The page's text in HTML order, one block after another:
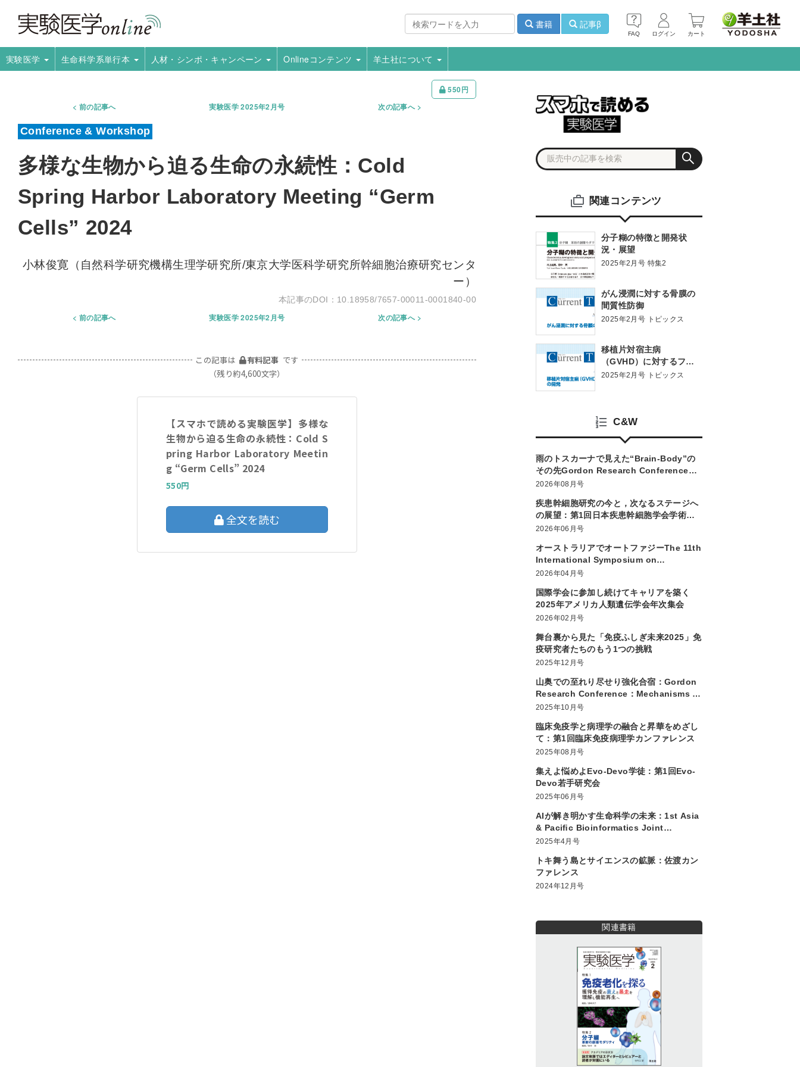
FAQ ログイン カート
書籍 記事β
実験医学 生命科学系単行本 人材・シンポ・キャンペーン Onlineコンテンツ 羊土社について
550円
前の記事へ
実験医学 2025年2月号 次の記事へ
多様な生物から迫る生命の永続性：Cold
Spring Harbor Laboratory Meeting “Germ
Cells” 2024
小林俊寛（自然科学研究機構生理学研究所/東京大学医科学研究所幹細胞治療研究センタ
ー）
10.18958/7657-00011-0001840-00
前の記事へ 実験医学 2025年2月号 次の記事へ
この記事は 有料記事 です
（残り約4,600文字）
【スマホで読める実験医学】多様な
生物から迫る生命の永続性：Cold S
pring Harbor Laboratory Meetin
g “Germ Cells” 2024
550円
全文を読む
関連コンテンツ
分子糊の特徴と開発状
況・展望
2025年2月号 特集2
がん浸潤に対する骨膜の
間質性防御
2025年2月号 トピックス
移植片対宿主病
（GVHD）に対するファ
ージ療法の開発
2025年2月号 トピックス
C&W
雨のトスカーナで見えた“Brain-Body”の
その先Gordon Research Conference
“Optogenetic Approaches to
Behavior”
2026年08月号
疾患幹細胞研究の今と，次なるステージへ
の展望：第1回日本疾患幹細胞学会学術集
会
2026年06月号
オーストラリアでオートファジーThe 11th
International Symposium on
Autophagy
2026年04月号
国際学会に参加し続けてキャリアを築く
2025年アメリカ人類遺伝学会年次集会
2026年02月号
舞台裏から見た「免疫ふしぎ未来2025」免
疫研究者たちのもう1つの挑戦
2025年12月号
山奥での至れり尽せり強化合宿：Gordon
Research Conference：Mechanisms of
Membrane Transport
2025年10月号
臨床免疫学と病理学の融合と昇華をめざし
て：第1回臨床免疫病理学カンファレンス
2025年08月号
集えよ悩めよEvo-Devo学徒：第1回Evo-
Devo若手研究会
2025年06月号
AIが解き明かす生命科学の未来：1st Asia
& Paciﬁc Bioinformatics Joint
Conference
2025年4月号
トキ舞う島とサイエンスの鉱脈：佐渡カン
ファレンス
2024年12月号
関連書籍